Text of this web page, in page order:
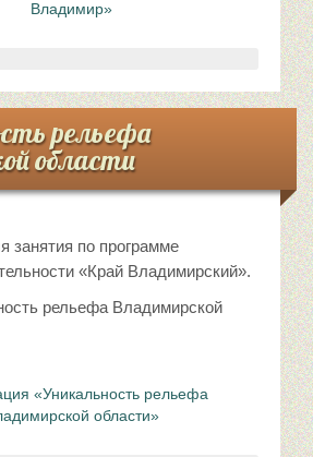
Владимир»
рельефа
области
занятия по программе
«Край Владимирский».
рельефа Владимирской
«Уникальность рельефа
области»